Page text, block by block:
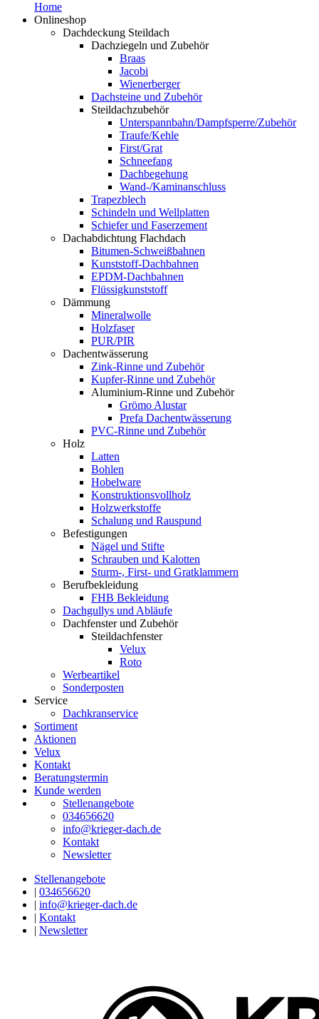
Home
Onlineshop
Dachdeckung Steildach
Dachziegeln und Zubehör
Braas
Jacobi
Wienerberger
Dachsteine und Zubehör
Steildachzubehör
Unterspannbahn/Dampfsperre/Zubehör
Traufe/Kehle
First/Grat
Schneefang
Dachbegehung
Wand-/Kaminanschluss
Trapezblech
Schindeln und Wellplatten
Schiefer und Faserzement
Dachabdichtung Flachdach
Bitumen-Schweißbahnen
Kunststoff-Dachbahnen
EPDM-Dachbahnen
Flüssigkunststoff
Dämmung
Mineralwolle
Holzfaser
PUR/PIR
Dachentwässerung
Zink-Rinne und Zubehör
Kupfer-Rinne und Zubehör
Aluminium-Rinne und Zubehör
Grömo Alustar
Prefa Dachentwässerung
PVC-Rinne und Zubehör
Holz
Latten
Bohlen
Hobelware
Konstruktionsvollholz
Holzwerkstoffe
Schalung und Rauspund
Befestigungen
Nägel und Stifte
Schrauben und Kalotten
Sturm-, First- und Gratklammern
Berufbekleidung
FHB Bekleidung
Dachgullys und Abläufe
Dachfenster und Zubehör
Steildachfenster
Velux
Roto
Werbeartikel
Sonderposten
Service
Dachkranservice
Sortiment
Aktionen
Velux
Kontakt
Beratungstermin
Kunde werden
Stellenangebote
034656620
info@krieger-dach.de
Kontakt
Newsletter
Stellenangebote
| 034656620
| info@krieger-dach.de
| Kontakt
| Newsletter